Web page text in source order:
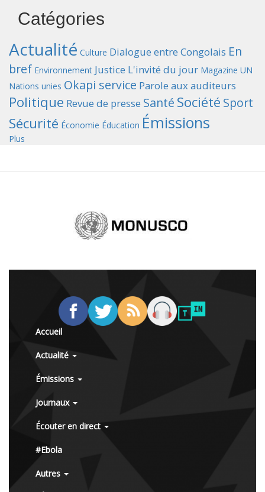
Catégories
Actualité Culture Dialogue entre Congolais En
bref Environnement Justice L'invité du jour Magazine UN
Nations unies Okapi service Parole aux auditeurs
Politique Revue de presse Santé Société Sport
Sécurité Économie Éducation Émissions
Plus
Accueil
Actualité
Émissions
Journaux
Écouter en direct
#Ebola
Autres